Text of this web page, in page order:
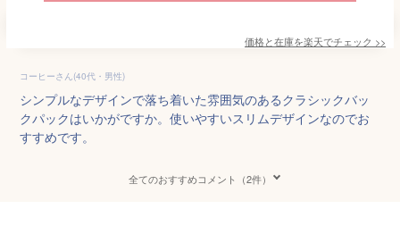
価格と在庫を楽天でチェック >>
コーヒーさん(40代・男性)
シンプルなデザインで落ち着いた雰囲気のあるクラシックバッ
クパックはいかがですか。使いやすいスリムデザインなのでお
すすめです。
全てのおすすめコメント（2件）